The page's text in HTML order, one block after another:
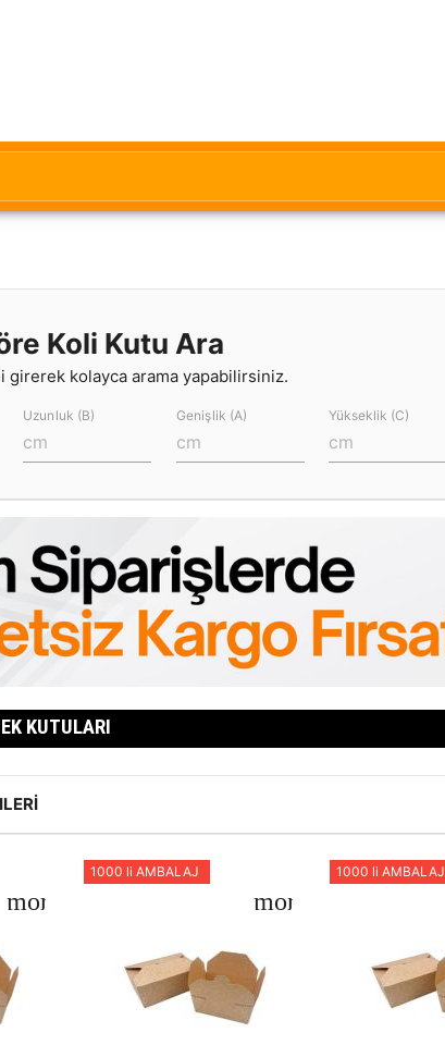
Koli Kutu Ara
girerek kolayca arama yapabilirsiniz.
Uzunluk (B) Genişlik (A) Yükseklik (C)
KUTULARI
1000 li AMBALAJ 1000 li AMBALAJ